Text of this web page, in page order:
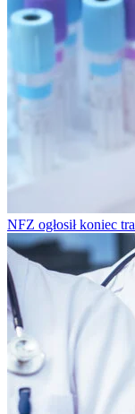
NFZ ogłosił koniec